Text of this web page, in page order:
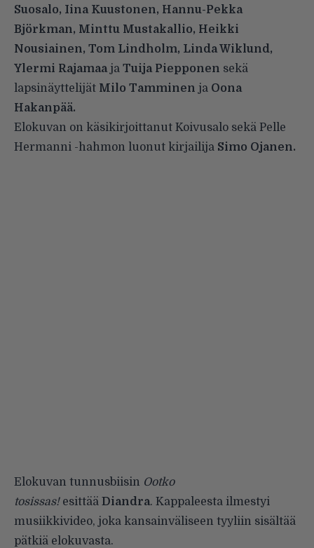
Suosalo, Iina Kuustonen, Hannu-Pekka
Björkman, Minttu Mustakallio, Heikki
Nousiainen, Tom Lindholm, Linda Wiklund,
Ylermi Rajamaaja Tuija Piepponen sekä
lapsinäyttelijät Milo Tamminen ja Oona
Hakanpää.
Elokuvan on käsikirjoittanut Koivusalo sekä Pelle
Hermanni -hahmon luonut kirjailija Simo Ojanen.
Elokuvan tunnusbiisin Ootko
tosissas!esittää Diandra. Kappaleesta ilmestyi
musiikkivideo, joka kansainväliseen tyyliin sisältää
pätkiä elokuvasta.